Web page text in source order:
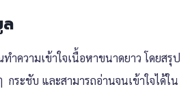
ำความเข้าใจเนื้อหาขนาดยาว โดยสรุป
กระชับ และสามารถอ่านจนเข้าใจได้ใน